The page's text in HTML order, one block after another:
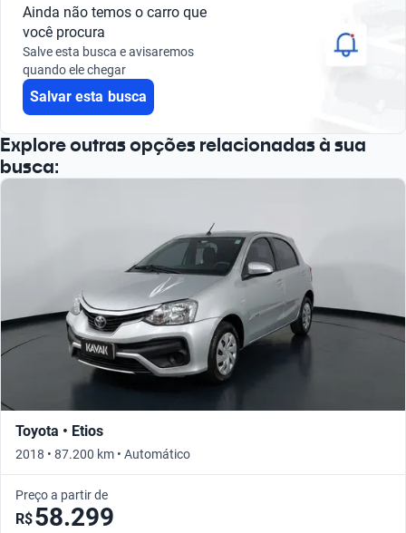
Busque por modelo
Busque por versão
Ainda não temos o carro que
você procura
Salve esta busca e avisaremos
quando ele chegar
Salvar esta busca
Explore outras opções relacionadas à sua
busca:
Toyota • Etios
2018 • 87.200 km • Automático
Preço a partir de
R$58.299